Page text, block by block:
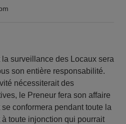
la surveillance des Locaux sera
son entière responsabilité.
nécessiterait des
le Preneur fera son affaire
conformera pendant toute la
toute injonction qui pourrait